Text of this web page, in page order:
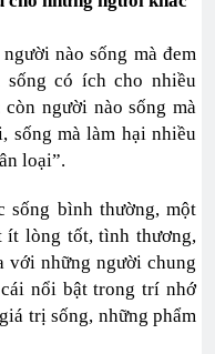
nào sống mà đem
có ích cho nhiều
người nào sống mà
sống mà làm hại nhiều
loại”.
sống bình thường, một
ít lòng tốt, tình thương,
với những người chung
nổi bật trong trí nhớ
trị sống, những phẩm